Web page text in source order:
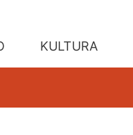
KULTURA